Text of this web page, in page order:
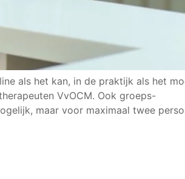
als het kan, in de praktijk als het
VvOCM. Ook groeps-
maar voor maximaal twee